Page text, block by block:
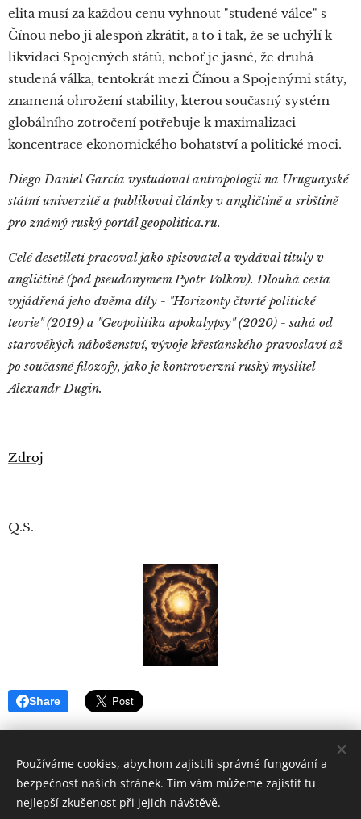
elita musí za každou cenu vyhnout "studené válce" s
Čínou nebo ji alespoň zkrátit, a to i tak, že se uchýlí k
likvidaci Spojených států, neboť je jasné, že druhá
studená válka, tentokrát mezi Čínou a Spojenými státy,
znamená ohrožení stability, kterou současný systém
globálního zotročení potřebuje k maximalizaci
koncentrace ekonomického bohatství a politické moci.
Diego Daniel García vystudoval antropologii na Uruguayské
státní univerzitě a publikoval články v angličtině a srbštině
pro známý ruský portál geopolitica.ru.
Celé desetiletí pracoval jako spisovatel a vydával tituly v
angličtině (pod pseudonymem Pyotr Volkov). Dlouhá cesta
vyjádřená jeho dvěma díly - "Horizonty čtvrté politické
teorie" (2019) a "Geopolitika apokalypsy" (2020) - sahá od
starověkých náboženství, vývoje křesťanského pravoslaví až
po současné filozofy, jako je kontroverzní ruský myslitel
Alexandr Dugin.
Zdroj
Q.S.
Share
QuintusSertorius
Používáme cookies, abychom zajistili správné fungování a
bezpečnost našich stránek. Tím vám můžeme zajistit tu
nejlepší zkušenost při jejich návštěvě.